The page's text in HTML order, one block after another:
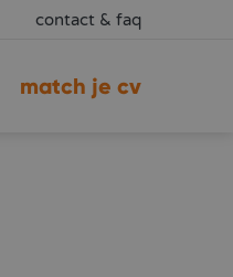
contact & faq
match je cv